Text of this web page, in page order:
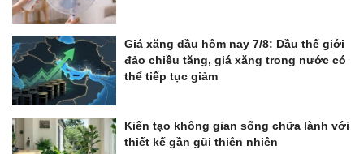
Giá xăng dầu hôm nay 7/8: Dầu thế giới
đảo chiều tăng, giá xăng trong nước có
thể tiếp tục giảm
Kiến tạo không gian sống chữa lành với
thiết kế gần gũi thiên nhiên